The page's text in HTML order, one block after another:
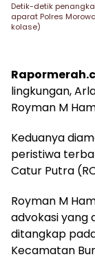
Detik-detik
aparat Polres
kolase)
lingkungan,
Royman M
Keduanya
peristiwa
Catur Putra
Royman M
advokasi yang
ditangkap
Kecamatan